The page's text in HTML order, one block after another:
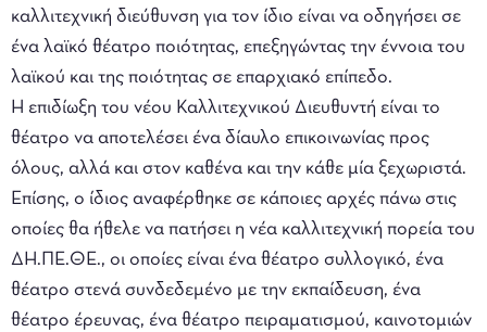
καλλιτεχνική διεύθυνση για τον ίδιο είναι να οδηγήσει σε
ένα λαϊκό θέατρο ποιότητας, επεξηγώντας την έννοια του
λαϊκού και της ποιότητας σε επαρχιακό επίπεδο.
Η επιδίωξη του νέου Καλλιτεχνικού Διευθυντή είναι το
θέατρο να αποτελέσει ένα δίαυλο επικοινωνίας προς
όλους, αλλά και στον καθένα και την κάθε μία ξεχωριστά.
Επίσης, ο ίδιος αναφέρθηκε σε κάποιες αρχές πάνω στις
οποίες θα ήθελε να πατήσει η νέα καλλιτεχνική πορεία του
ΔΗ.ΠΕ.ΘΕ., οι οποίες είναι ένα θέατρο συλλογικό, ένα
θέατρο στενά συνδεδεμένο με την εκπαίδευση, ένα
θέατρο έρευνας, ένα θέατρο πειραματισμού, καινοτομιών